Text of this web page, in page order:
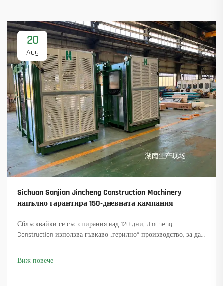
20
Aug
Sichuan Sanjian Jincheng Construction Machinery
напълно гарантира 150-дневната кампания
Сблъсквайки се със спирания над 120 дни, Jincheng
Construction използва гъвкаво „герилно“ производство, за да
Вижте как са поддържали производството в движение.
Виж повече